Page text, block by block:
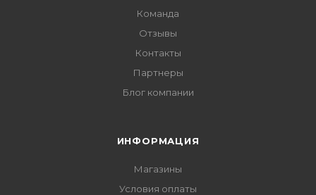
Команда
Отзывы
Контакты
Партнеры
Блог компании
ИНФОРМАЦИЯ
Магазины
Условия оплаты